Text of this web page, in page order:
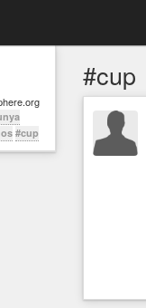
#cup
#cup